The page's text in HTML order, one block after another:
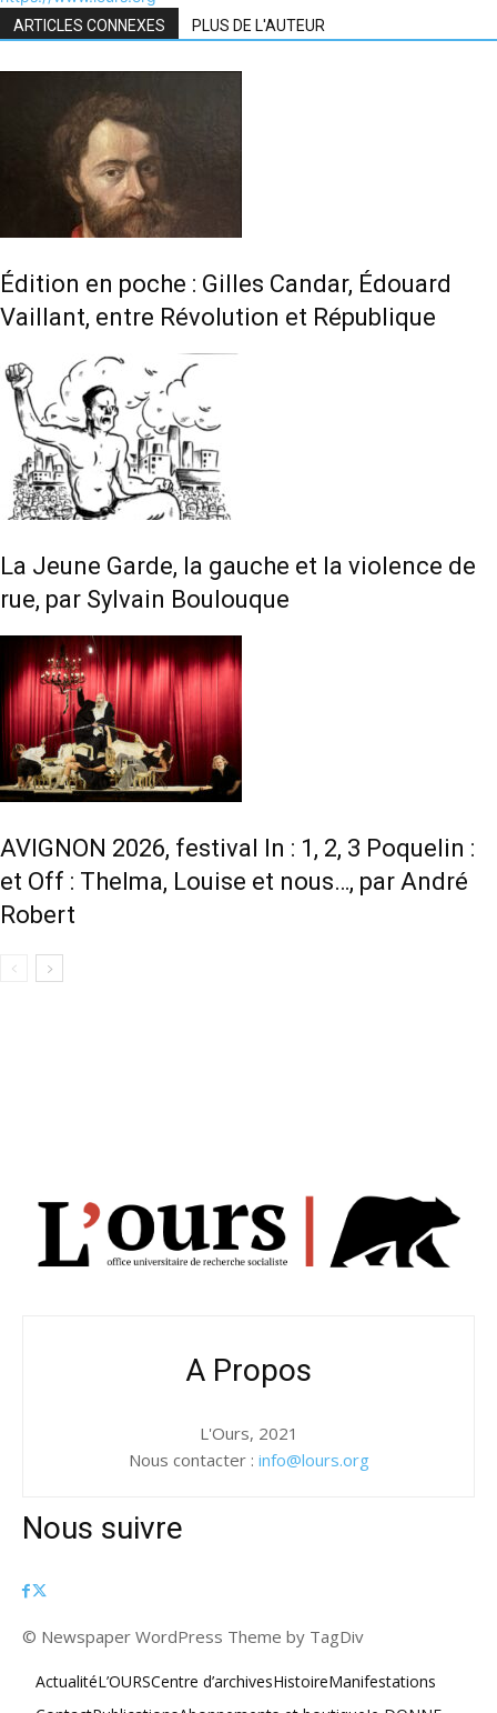
ARTICLES CONNEXES PLUS DE L'AUTEUR
Édition en poche : Gilles Candar, Édouard
Vaillant, entre Révolution et République
La Jeune Garde, la gauche et la violence de
rue, par Sylvain Boulouque
AVIGNON 2026, festival In : 1, 2, 3 Poquelin :
et Off : Thelma, Louise et nous…, par André
Robert
A Propos
L'Ours, 2021
Nous contacter : info@lours.org
Nous suivre
© Newspaper WordPress Theme by TagDiv
ActualitéL’OURSCentre d’archivesHistoireManifestations